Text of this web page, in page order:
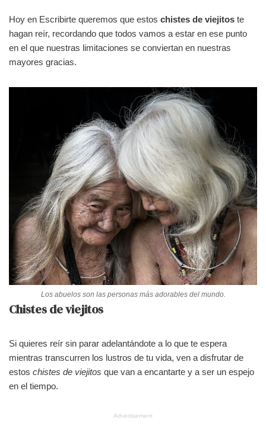
Hoy en Escribirte queremos que estos chistes de viejitos te
hagan reír, recordando que todos vamos a estar en ese punto
en el que nuestras limitaciones se conviertan en nuestras
mayores gracias.
Los abuelos son las personas más adorables del mundo.
Chistes de viejitos
Si quieres reír sin parar adelantándote a lo que te espera
mientras transcurren los lustros de tu vida, ven a disfrutar de
estos chistes de viejitos que van a encantarte y a ser un espejo
en el tiempo.
Advertisement